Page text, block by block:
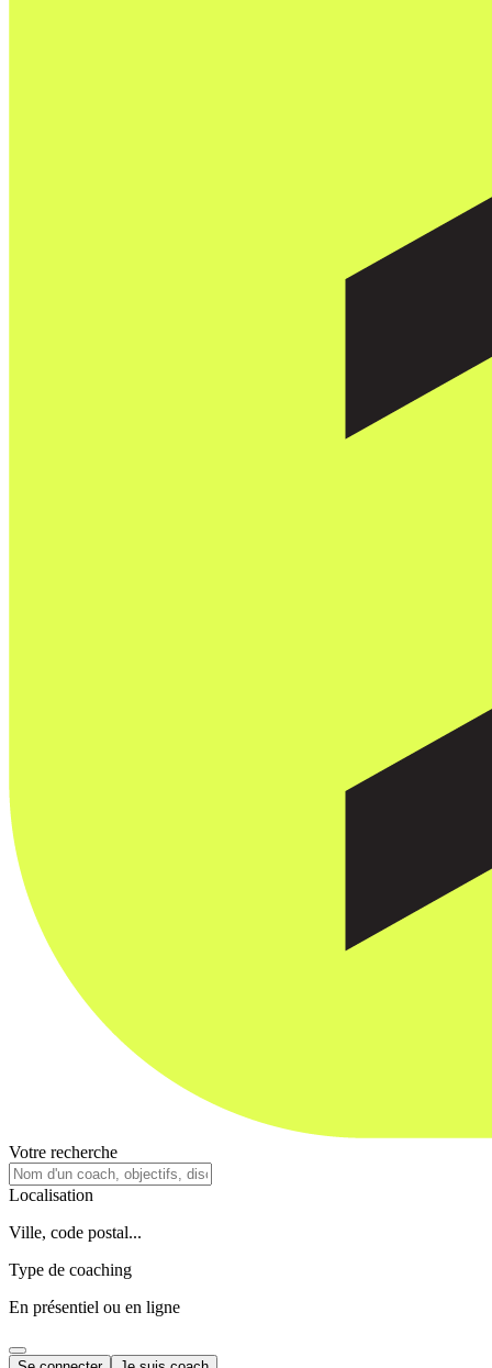
Votre recherche
Localisation
Ville, code postal...
Type de coaching
En présentiel ou en ligne